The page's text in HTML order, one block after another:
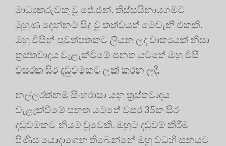
මාධ්‍යකරුවකු වූ ජේ.එන්. තිස්සයිනායගම්ට
මුහුණ දෙන්නට සිදු වූ තත්වයත් මෙවැනි එකකි.
ඔහු විසින් පුවත්පතකට ලියන ලද වාක්‍යයක් නිසා
ත්‍රස්තවාදය වැළැක්වීමේ පනත යටතේ ඔහු විසි
වසරක සිර දඬුවමකට ලක් කරන ලදී.
නල්ලරත්නම් සිංහරාසා යනු ත්‍රස්තවාදය
වැළැක්වීමේ පනත යටතේ වසර 35ක සිර
දඬුවමකට නියම වූවෙකි. ඔහුට දඬුවම් කිරීම
පිණිස යොදාගෙන තිබෙන්නේ ඔහු වධහිංසනයට